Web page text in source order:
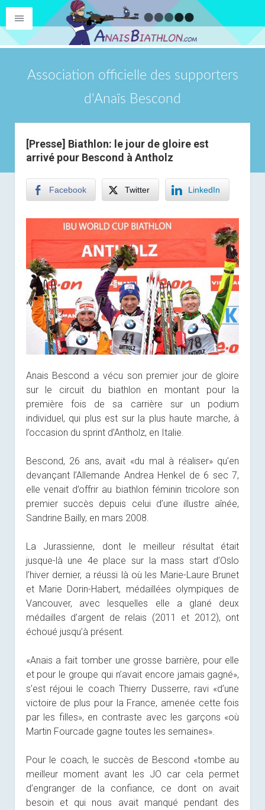
Association officielle des supporters
d'Anaïs Bescond
[Presse] Biathlon: le jour de gloire est
arrivé pour Bescond à Antholz
Facebook Twitter LinkedIn
Anais Bescond a vécu son premier jour de gloire
sur le circuit du biathlon en montant pour la
première fois de sa carrière sur un podium
individuel, qui plus est sur la plus haute marche, à
l’occasion du sprint d’Antholz, en Italie.
Bescond, 26 ans, avait «du mal à réaliser» qu’en
devançant l’Allemande Andrea Henkel de 6 sec 7,
elle venait d’offrir au biathlon féminin tricolore son
premier succès depuis celui d’une illustre aînée,
Sandrine Bailly, en mars 2008.
La Jurassienne, dont le meilleur résultat était
jusque-là une 4e place sur la mass start d’Oslo
l’hiver dernier, a réussi là où les Marie-Laure Brunet
et Marie Dorin-Habert, médaillées olympiques de
Vancouver, avec lesquelles elle a glané deux
médailles d’argent de relais (2011 et 2012), ont
échoué jusqu’à présent.
«Anais a fait tomber une grosse barrière, pour elle
et pour le groupe qui n’avait encore jamais gagné»,
s’est réjoui le coach Thierry Dusserre, ravi «d’une
victoire de plus pour la France, amenée cette fois
par les filles», en contraste avec les garçons «où
Martin Fourcade gagne toutes les semaines».
Pour le coach, le succès de Bescond «tombe au
meilleur moment avant les JO car cela permet
d’engranger de la confiance, ce dont on avait
besoin et qui nous avait manqué pendant des